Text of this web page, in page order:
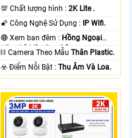
💯 Chất lượng hình :2K Lite .
🌠 Công Nghệ Sử Dụng : IP Wifi.
🔴 Xem ban đêm : Hồng Ngoại
15m Có Màu Ban Ðêm.
⛓ Camera Theo MẫuThân Plastic.
️☣️ Điểm Nỗi Bật :Thu Âm Và Loa.